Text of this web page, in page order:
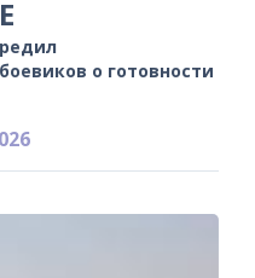
о готовности